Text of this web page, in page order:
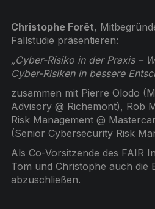
Christophe Forêt,
Fallstudie präsentieren:
„Cyber-Risiko in der Praxis –
Cyber-Risiken in bessere
zusammen mit Pierre Olodo
Advisory @ Richemont), Rob
Risk Management @
(Senior Cybersecurity Risk
Als Co-Vorsitzende des FAIR
Tom und Christophe auch die
abzuschließen.